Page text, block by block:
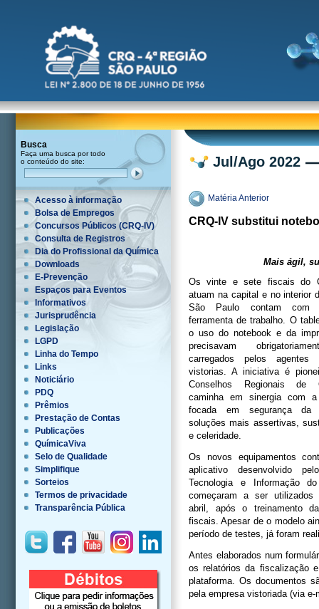
Busca
Faça uma busca por todo
o conteúdo do site:
Acesso à informação
Bolsa de Empregos
Concursos Públicos (CRQ-IV)
Consulta de Registros
Dia do Profissional da Química
Downloads
E-Prevenção
Espaços para Eventos
Informativos
Jurisprudência
Legislação
LGPD
Linha do Tempo
Links
Noticiário
PDQ
Prêmios
Prestação de Contas
Publicações
QuímicaViva
Selo de Qualidade
Simplifique
Sorteios
Termos de privacidade
Transparência Pública
Jul/Ago 2022
Matéria Anterior
CRQ-IV substitui
Mais ágil,
Os vinte e sete fiscais do
atuam na capital e no interior
São Paulo contam com
ferramenta de trabalho. O
o uso do notebook e da
precisavam
carregados pelos agentes
vistorias. A iniciativa é
Conselhos Regionais de
caminha em sinergia com
focada em segurança da
soluções mais assertivas,
e celeridade.
Os novos equipamentos
aplicativo desenvolvido
Tecnologia e Informação
começaram a ser
abril, após o treinamento
fiscais. Apesar de o modelo
período de testes, já foram
Antes elaborados num
os relatórios da fiscalização
plataforma. Os documentos
pela empresa vistoriada (via